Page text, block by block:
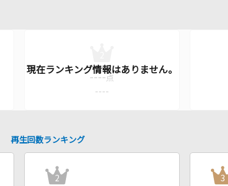
---- 点
----
再生回数ランキング
2 3